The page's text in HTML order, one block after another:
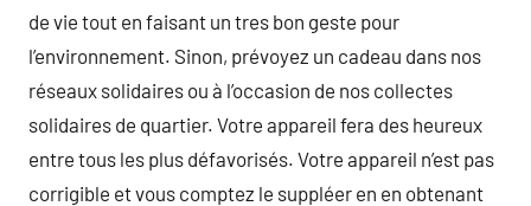
de vie tout en faisant un tres bon geste pour
l’environnement. Sinon, prévoyez un cadeau dans nos
réseaux solidaires ou à l’occasion de nos collectes
solidaires de quartier. Votre appareil fera des heureux
entre tous les plus défavorisés. Votre appareil n’est pas
corrigible et vous comptez le suppléer en en obtenant